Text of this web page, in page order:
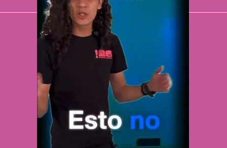
El Universal
Vive USA
Clase
De 10 sports
DeDinero